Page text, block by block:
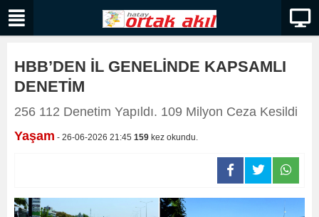
HBB’DEN İL GENELİNDE KAPSAMLI
DENETİM
256 112 Denetim Yapıldı. 109 Milyon Ceza Kesildi
Yaşam - 26-06-2026 21:45 159 kez okundu.